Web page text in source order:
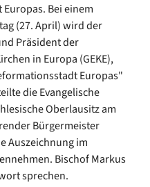
Bei einem
(27. April) wird der
Präsident der
in Europa (GEKE),
Europas"
die Evangelische
Oberlausitz am
Bürgermeister
Auszeichnung im
Bischof Markus
sprechen.